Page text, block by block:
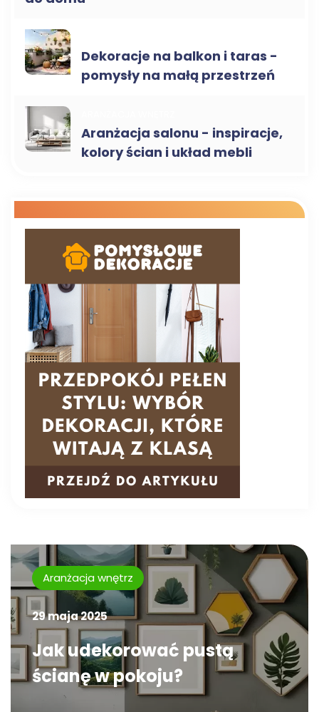
Dekoracje na balkon i taras -
pomysły na małą przestrzeń
Aranżacja salonu - inspiracje,
kolory ścian i układ mebli
Aranżacja wnętrz
29 maja 2025
Jak udekorować pustą
ścianę w pokoju?